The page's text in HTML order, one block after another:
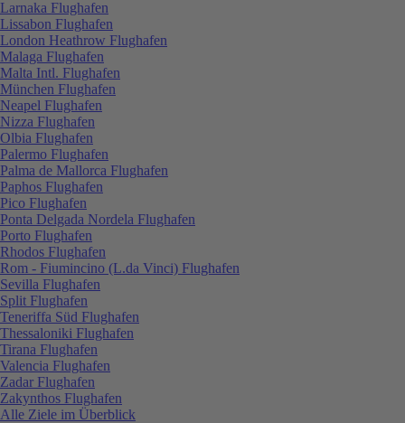
Larnaka Flughafen
Lissabon Flughafen
London Heathrow Flughafen
Malaga Flughafen
Malta Intl. Flughafen
München Flughafen
Neapel Flughafen
Nizza Flughafen
Olbia Flughafen
Palermo Flughafen
Palma de Mallorca Flughafen
Paphos Flughafen
Pico Flughafen
Ponta Delgada Nordela Flughafen
Porto Flughafen
Rhodos Flughafen
Rom - Fiumincino (L.da Vinci) Flughafen
Sevilla Flughafen
Split Flughafen
Teneriffa Süd Flughafen
Thessaloniki Flughafen
Tirana Flughafen
Valencia Flughafen
Zadar Flughafen
Zakynthos Flughafen
Alle Ziele im Überblick